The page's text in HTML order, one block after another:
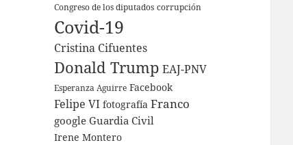
Congreso de los diputados corrupción
Covid-19
Cristina Cifuentes
Donald Trump EAJ-PNV
Esperanza Aguirre Facebook
Felipe VI fotografía Franco
google Guardia Civil
Irene Montero